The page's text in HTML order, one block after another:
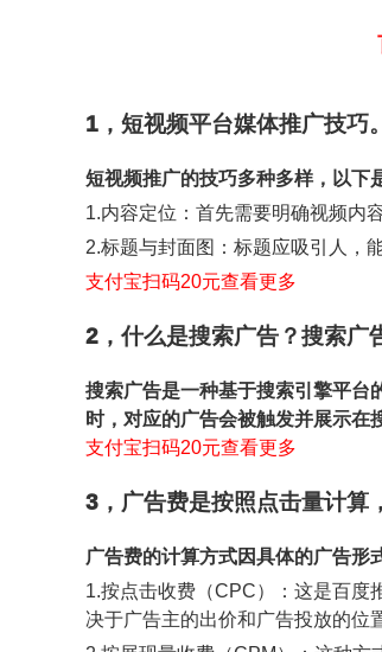
1，短视频平台媒体推广技巧。
短视频推广的技巧多种多样，以下
1.内容定位：首先需要明确视频内
2.标题与封面图：标题应吸引人，
支付宝扫码20元查看更多
2，什么是搜索广告？搜索广
搜索广告是一种基于搜索引擎平台
时，对应的广告会被触发并展示在
支付宝扫码20元查看更多
3，广告费是按照点击量计算
广告费的计算方式因具体的广告形
1.按点击收费（CPC）：这是百度
决于广告主的出价和广告投放的位